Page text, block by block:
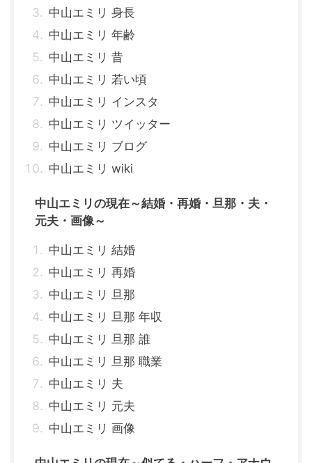
中山エミリ 身長
中山エミリ 年齢
中山エミリ 昔
中山エミリ 若い頃
中山エミリ インスタ
中山エミリ ツイッター
中山エミリ ブログ
中山エミリ wiki
中山エミリの現在～結婚・再婚・旦那・夫・
元夫・画像～
中山エミリ 結婚
中山エミリ 再婚
中山エミリ 旦那
中山エミリ 旦那 年収
中山エミリ 旦那 誰
中山エミリ 旦那 職業
中山エミリ 夫
中山エミリ 元夫
中山エミリ 画像